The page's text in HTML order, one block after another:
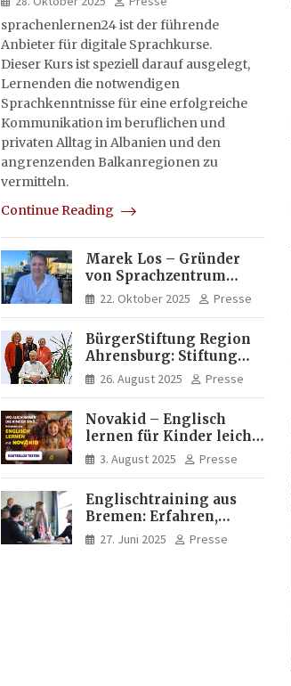
sprachenlernen24 ist der führende
Anbieter für digitale Sprachkurse.
Dieser Kurs ist speziell darauf ausgelegt,
Lernenden die notwendigen
Sprachkenntnisse für eine erfolgreiche
Kommunikation im beruflichen und
privaten Alltag in Albanien und den
angrenzenden Balkanregionen zu
vermitteln.
Continue Reading
Marek Los – Gründer
von Sprachzentrum
Moose, Moose Casa
Italia und Apartamento
Experte für Bildung und
Investitionen in
Brasilien
22. Oktober 2025 Presse
BürgerStiftung Region
Ahrensburg: Stiftung
Dietrich+Gudrun Maaß
fördert
Frauen
26. August 2025 Presse
Novakid – Englisch
lernen für Kinder leicht
gemacht
3. August 2025 Presse
Englischtraining aus
Bremen: Erfahren,
professionell, online
zugänglich
27. Juni 2025 Presse